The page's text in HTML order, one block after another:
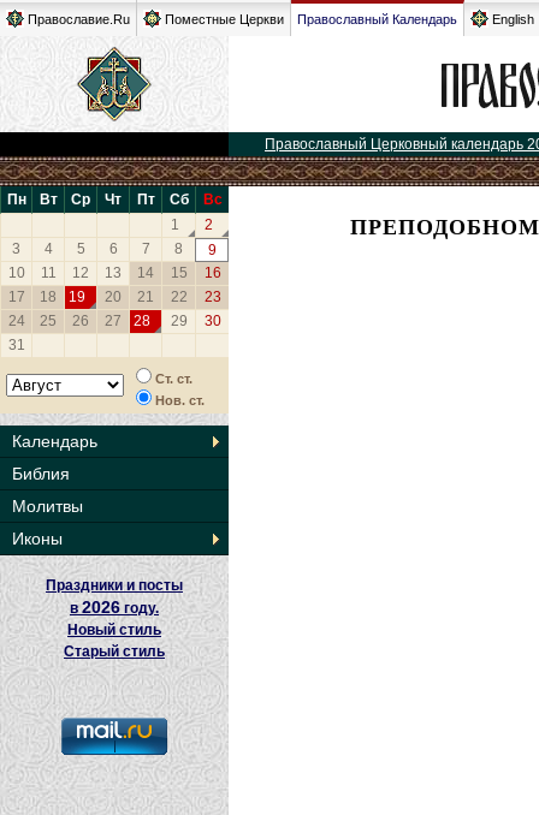
Православие.Ru Поместные Церкви Православный Календарь English
Православный Церковный календарь
Пн Вт Ср Чт Пт Сб
Вс
1
2
3
4 5 6 7 8
9
10
11 12 13 14 15
16
17
18 19 20 21 22
23
24
25 26 27 28 29
30
31
Ст. ст.
Нов. ст.
Календарь
Библия
Молитвы
Иконы
Праздники и посты
в2026 году.
Новый стиль
Старый стиль